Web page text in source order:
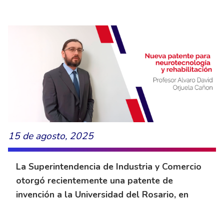
15 de agosto, 2025
La Superintendencia de Industria y Comercio
otorgó recientemente una patente de
invención a la Universidad del Rosario, en